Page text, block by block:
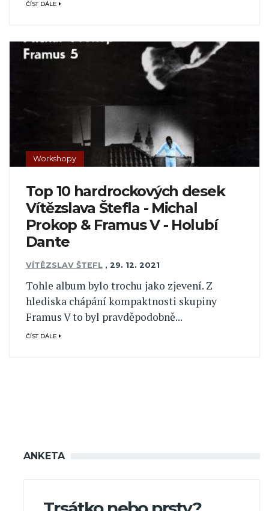
ČÍST DÁLE
Workshopy
Top 10 hardrockových desek
Vítězslava Štefla - Michal
Prokop & Framus V - Holubí
Dante
VÍTĚZSLAV ŠTEFL , 29. 12. 2021
Tohle album bylo trochu jako zjevení. Z
hlediska chápání kompaktnosti skupiny
Framus V to byl pravděpodobně...
ČÍST DÁLE
ANKETA